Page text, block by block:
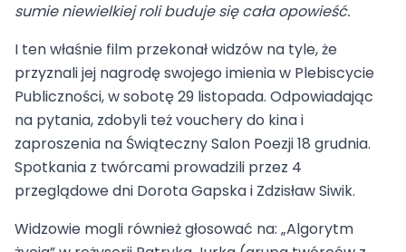
sumie niewielkiej roli buduje się cała opowieść.
I ten właśnie film przekonał widzów na tyle, że
przyznali jej nagrodę swojego imienia w Plebiscycie
Publiczności, w sobotę 29 listopada. Odpowiadając
na pytania, zdobyli też vouchery do kina i
zaproszenia na Świąteczny Salon Poezji 18 grudnia.
Spotkania z twórcami prowadzili przez 4
przeglądowe dni Dorota Gapska i Zdzisław Siwik.
Widzowie mogli również głosować na: „Algorytm